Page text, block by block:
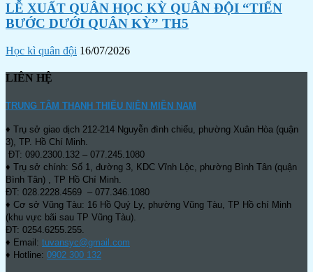
LỄ XUẤT QUÂN HỌC KỲ QUÂN ĐỘI “TIẾN
BƯỚC DƯỚI QUÂN KỲ” TH5
Học kì quân đội 16/07/2026
LIÊN HỆ
TRUNG TÂM THANH THIẾU NIÊN MIỀN NAM
♦ Trụ sở giao dịch 212-214 Nguyễn đình chiểu, phường Xuân Hòa (quận
3), TP. Hồ Chí Minh.
ĐT: 090.2300.132 – 077.245.1080
♦ Trụ sở chính: Số 1, đường 3, KDC Vĩnh Lộc, phường Bình Tân (quận
Bình Tân) , TP Hồ Chí Minh.
ĐT: 028.2228.4569 – 077.346.1080
♦ Cơ sở Vũng Tàu: 16 Hồ Quý Ly, phường Vũng Tàu, TP Hồ chí Minh
(khu vực bãi sau TP Vũng Tàu).
ĐT: 0254.6255.255.
♦ Email: tuvansyc@gmail.com
♦ Hotline: 0902 300 132